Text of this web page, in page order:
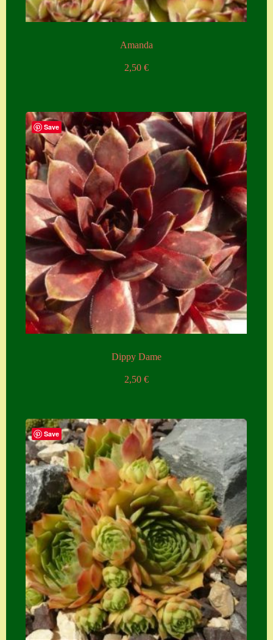
Amanda
2,50 €
Save
Dippy Dame
2,50 €
Save